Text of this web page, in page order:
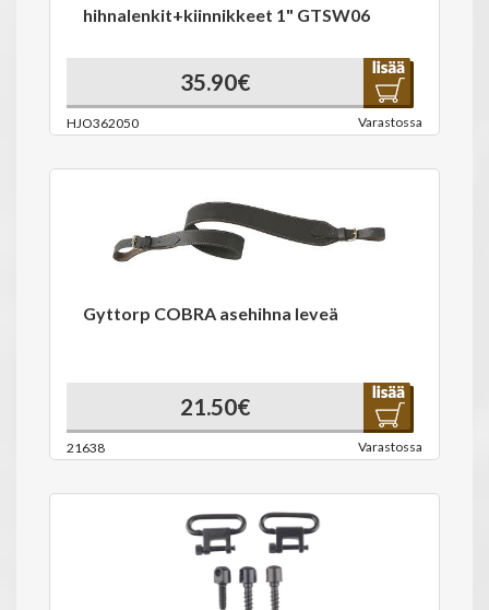
hihnalenkit+kiinnikkeet 1" GTSW06
35.90€
HJO362050 Varastossa
Gyttorp COBRA asehihna leveä
21.50€
21638 Varastossa